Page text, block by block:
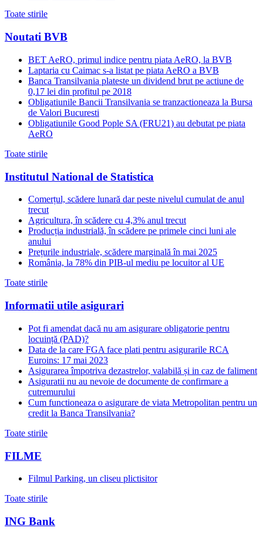
Toate stirile
Noutati BVB
BET AeRO, primul indice pentru piata AeRO, la BVB
Laptaria cu Caimac s-a listat pe piata AeRO a BVB
Banca Transilvania plateste un dividend brut pe actiune de
0,17 lei din profitul pe 2018
Obligatiunile Bancii Transilvania se tranzactioneaza la Bursa
de Valori Bucuresti
Obligatiunile Good Pople SA (FRU21) au debutat pe piata
AeRO
Toate stirile
Institutul National de Statistica
Comerțul, scădere lunară dar peste nivelul cumulat de anul
trecut
Agricultura, în scădere cu 4,3% anul trecut
Producția industrială, în scădere pe primele cinci luni ale
anului
Prețurile industriale, scădere marginală în mai 2025
România, la 78% din PIB-ul mediu pe locuitor al UE
Toate stirile
Informatii utile asigurari
Pot fi amendat dacă nu am asigurare obligatorie pentru
locuință (PAD)?
Data de la care FGA face plati pentru asigurarile RCA
Euroins: 17 mai 2023
Asigurarea împotriva dezastrelor, valabilă și in caz de faliment
Asiguratii nu au nevoie de documente de confirmare a
cutremurului
Cum functioneaza o asigurare de viata Metropolitan pentru un
credit la Banca Transilvania?
Toate stirile
FILME
Filmul Parking, un cliseu plictisitor
Toate stirile
ING Bank